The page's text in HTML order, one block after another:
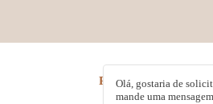
RENATA ROCHA/
Olá, gostaria de
mande uma